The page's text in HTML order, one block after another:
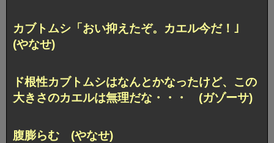
カブトムシ「おい抑えたぞ。カエル今だ！｣
(やなせ)
ド根性カブトムシはなんとかなったけど、この
大きさのカエルは無理だな・・・ (ガゾーサ)
腹膨らむ (やなせ)